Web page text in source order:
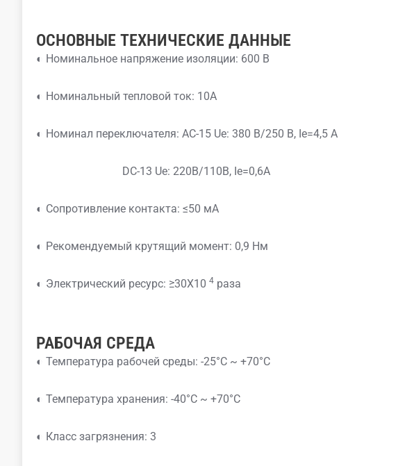
ОСНОВНЫЕ ТЕХНИЧЕСКИЕ ДАННЫЕ
◐ Номинальное напряжение изоляции: 600 В
◐ Номинальный тепловой ток: 10А
◐ Номинал переключателя: AC-15 Ue: 380 В/250 В, Ie=4,5 А
DC-13 Ue: 220В/110В, Ie=0,6A
◐ Сопротивление контакта: ≤50 мА
◐ Рекомендуемый крутящий момент: 0,9 Нм
◐ Электрический ресурс: ≥30X10 4 раза
РАБОЧАЯ СРЕДА
◐ Температура рабочей среды: -25°C ~ +70°C
◐ Температура хранения: -40°C ~ +70°C
◐ Класс загрязнения: 3